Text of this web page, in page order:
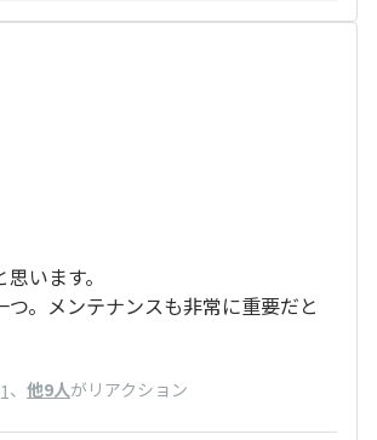
います。
つ。メンテナンスも非常に重要だと
、 他9人がリアクション